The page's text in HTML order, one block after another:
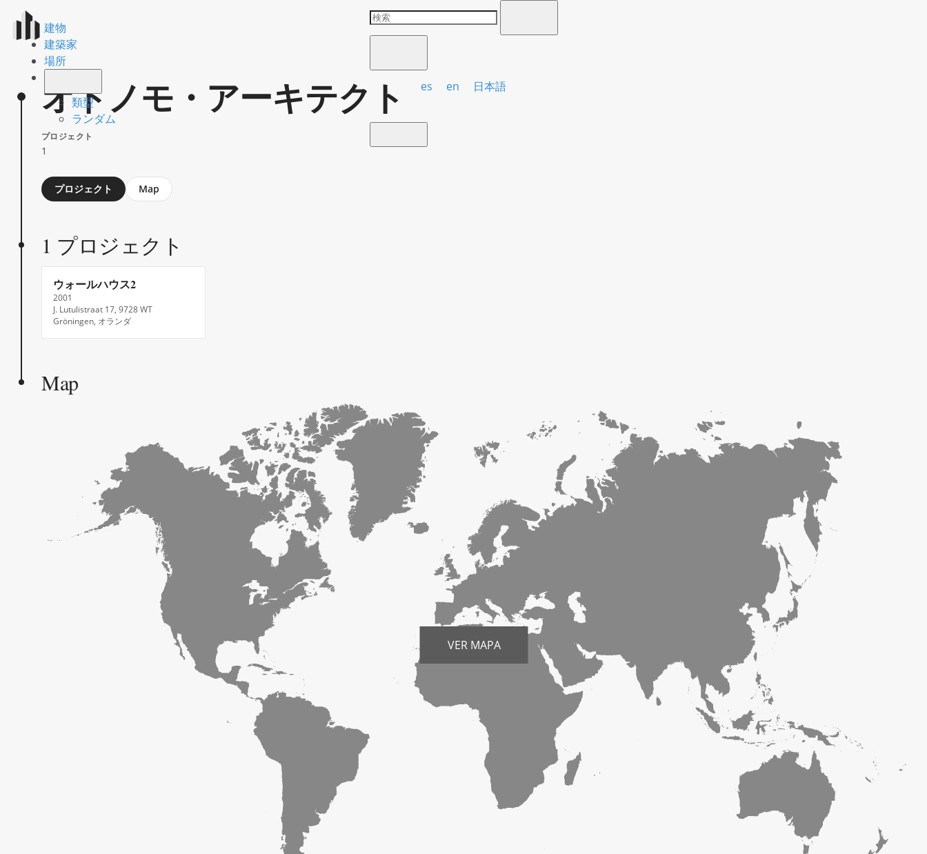
建物
建築家
場所
類型
ランダム
es en 日本語
オトノモ・アーキテクト
プロジェクト
1
Jump
to
プロジェクト Map
1 プロジェクト
ウォールハウス2
2001
J. Lutulistraat 17, 9728 WT
Gröningen, オランダ
Map
VER MAPA